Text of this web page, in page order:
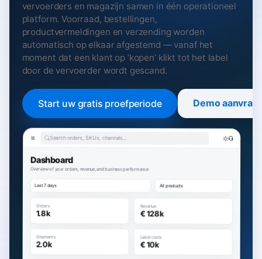
vervoerders en magazijn samen in één operationeel
platform. Voorraad, bestellingen,
productvermeldingen en verzending worden
automatisch op elkaar afgestemd — vanaf het
moment dat een klant op ‘kopen’ klikt tot het label
door de vervoerder wordt gescand.
Start uw gratis proefperiode Demo
Search orders, SKUs, channels...
Dashboard
Overview of your orders, revenue, and business performance
Last 7 days All products
Orders
1.8k
Revenue
€ 128k
Shipments
2.0k
Label costs
€ 10k